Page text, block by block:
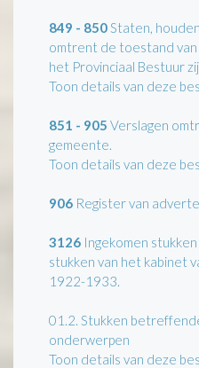
849 - 850Staten,
omtrent de toestand
het Provinciaal Bestuur
Toon details van deze
851 - 905 Verslagen
gemeente.
Toon details van deze
906 Register van
3126 Ingekomen
stukken van het kabinet
1922-1933.
01.2. Stukken
onderwerpen
Toon details van deze